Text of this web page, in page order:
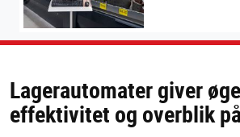
Lagerautomater giver
effektivitet og overblik